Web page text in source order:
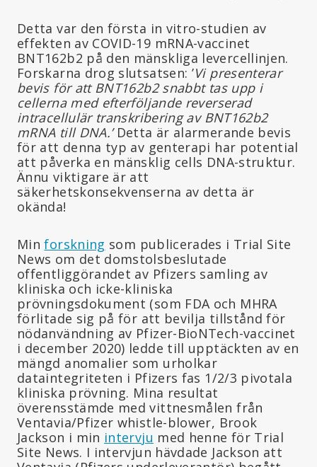
Detta var den första in vitro-studien av
effekten av COVID-19 mRNA-vaccinet
BNT162b2 på den mänskliga levercellinjen.
Forskarna drog slutsatsen: ’Vi presenterar
bevis för att BNT162b2 snabbt tas upp i
cellerna med efterföljande reverserad
intracellulär transkribering av BNT162b2
mRNA till DNA.’ Detta är alarmerande bevis
för att denna typ av genterapi har potential
att påverka en mänsklig cells DNA-struktur.
Ännu viktigare är att
säkerhetskonsekvenserna av detta är
okända!
Minforskning som publicerades i Trial Site
News om det domstolsbeslutade
offentliggörandet av Pfizers samling av
kliniska och icke-kliniska
prövningsdokument (som FDA och MHRA
förlitade sig på för att bevilja tillstånd för
nödanvändning av Pfizer-BioNTech-vaccinet
i december 2020) ledde till upptäckten av en
mängd anomalier som urholkar
dataintegriteten i Pfizers fas 1/2/3 pivotala
kliniska prövning. Mina resultat
överensstämde med vittnesmålen från
Ventavia/Pfizer whistle-blower, Brook
Jackson i min intervju med henne för Trial
Site News. I intervjun hävdade Jackson att